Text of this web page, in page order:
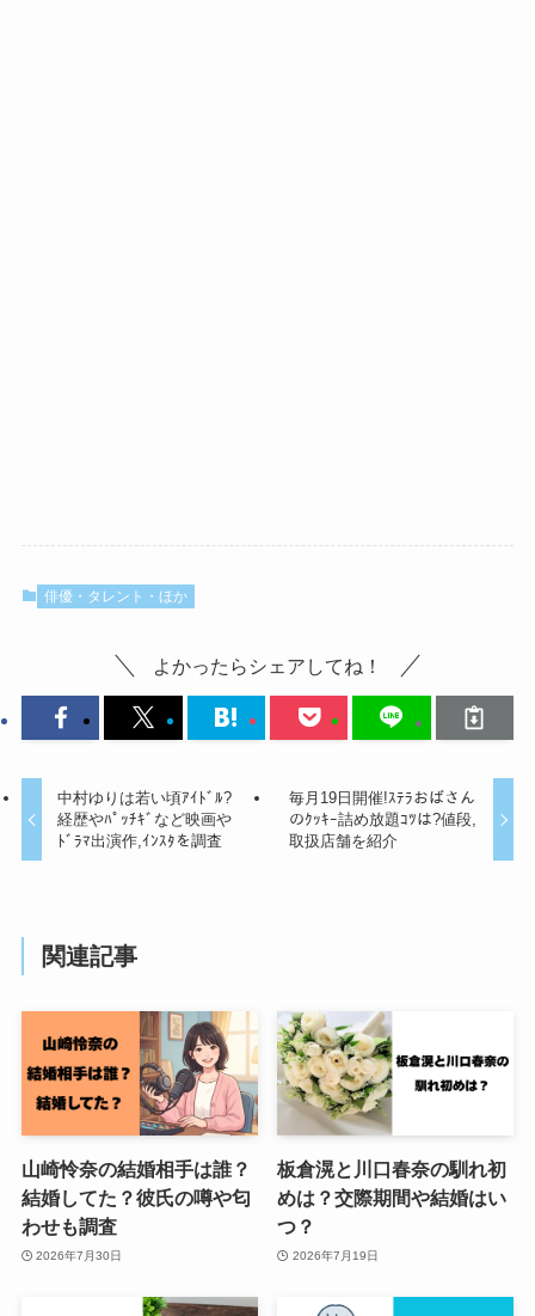
俳優・タレント・ほか
よかったらシェアしてね！
中村ゆりは若い頃ｱｲﾄﾞﾙ?
経歴やﾊﾟｯﾁｷﾞなど映画や
ﾄﾞﾗﾏ出演作,ｲﾝｽﾀを調査
毎月19日開催!ｽﾃﾗおばさん
のｸｯｷｰ詰め放題ｺﾂは?値段,
取扱店舗を紹介
関連記事
山崎怜奈の結婚相手は誰？
結婚してた？彼氏の噂や匂
わせも調査
2026年7月30日
板倉滉と川口春奈の馴れ初
めは？交際期間や結婚はい
つ？
2026年7月19日